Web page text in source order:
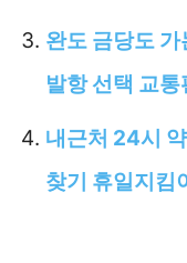
완도 금당도
발항 선택 교통
내근처 24시
찾기 휴일지킴